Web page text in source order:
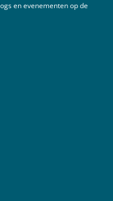
en evenementen op de